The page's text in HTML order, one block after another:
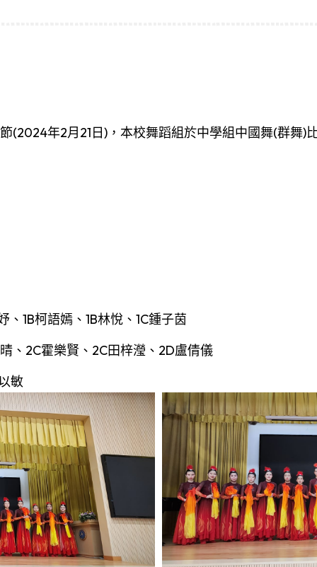
(2024年2月21日)，本校舞蹈組於中學組中國舞(群舞)
、1B柯語嫣、1B林悅、1C鍾子茵
、2C霍樂賢、2C田梓瀅、2D盧倩儀
敏